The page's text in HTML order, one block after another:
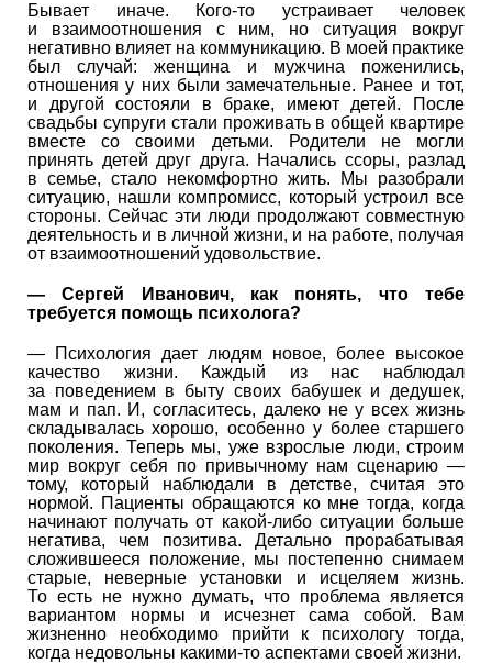
Бывает иначе. Кого-то устраивает человек
и взаимоотношения с ним, но ситуация вокруг
негативно влияет на коммуникацию. В моей практике
был случай: женщина и мужчина поженились,
отношения у них были замечательные. Ранее и тот,
и другой состояли в браке, имеют детей. После
свадьбы супруги стали проживать в общей квартире
вместе со своими детьми. Родители не могли
принять детей друг друга. Начались ссоры, разлад
в семье, стало некомфортно жить. Мы разобрали
ситуацию, нашли компромисс, который устроил все
стороны. Сейчас эти люди продолжают совместную
деятельность и в личной жизни, и на работе, получая
от взаимоотношений удовольствие.
— Сергей Иванович, как понять, что тебе
требуется помощь психолога?
— Психология дает людям новое, более высокое
качество жизни. Каждый из нас наблюдал
за поведением в быту своих бабушек и дедушек,
мам и пап. И, согласитесь, далеко не у всех жизнь
складывалась хорошо, особенно у более старшего
поколения. Теперь мы, уже взрослые люди, строим
мир вокруг себя по привычному нам сценарию —
тому, который наблюдали в детстве, считая это
нормой. Пациенты обращаются ко мне тогда, когда
начинают получать от какой-либо ситуации больше
негатива, чем позитива. Детально прорабатывая
сложившееся положение, мы постепенно снимаем
старые, неверные установки и исцеляем жизнь.
То есть не нужно думать, что проблема является
вариантом нормы и исчезнет сама собой. Вам
жизненно необходимо прийти к психологу тогда,
когда недовольны какими-то аспектами своей жизни.